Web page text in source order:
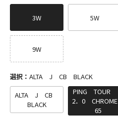
3W 5W
9W
選択： ALTA J CB BLACK
ALTA J CB
BLACK
PING TOUR
2．0 CHROME
65